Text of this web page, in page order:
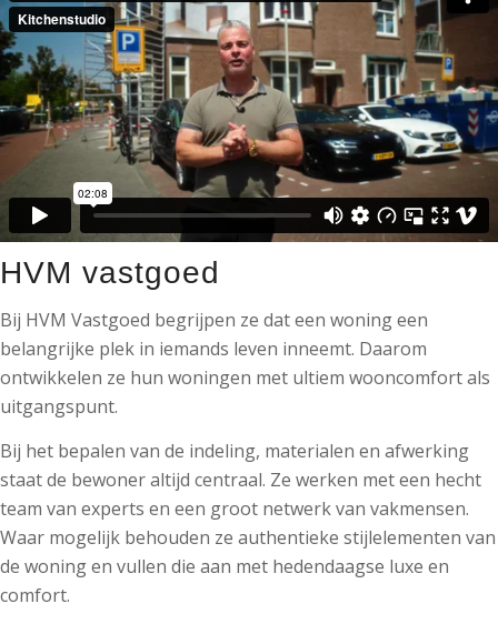
HVM vastgoed
Bij HVM Vastgoed begrijpen ze dat een woning een
belangrijke plek in iemands leven inneemt. Daarom
ontwikkelen ze hun woningen met ultiem wooncomfort als
uitgangspunt.
Bij het bepalen van de indeling, materialen en afwerking
staat de bewoner altijd centraal. Ze werken met een hecht
team van experts en een groot netwerk van vakmensen.
Waar mogelijk behouden ze authentieke stijlelementen van
de woning en vullen die aan met hedendaagse luxe en
comfort.